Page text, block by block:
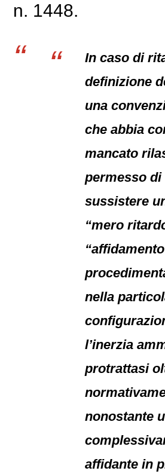
n. 1448.
In caso di
definizione
una
che abbia
mancato
permesso
sussistere
“mero
“affidamento
nella
l’inerzia
protrattasi
nonostante
affidante in